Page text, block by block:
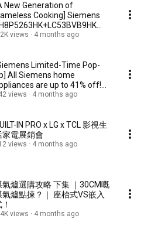
New Generation of
Cooking] Siemens
Combo | Ten Safety ...
views 4 months ago
Limited-Time Pop-
All Siemens home
are up to 41% off!
how to pick th...
views 4 months ago
IN PRO x LG x TCL 影視生
家電展銷會
views 4 months ago
氣爐選購攻略 下集 ｜30CM嘅
氣爐點揀？｜ 座枱式VS嵌入
views 4 months ago